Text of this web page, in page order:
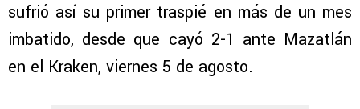
sufrió así su primer traspié en más de un mes
imbatido, desde que cayó 2-1 ante Mazatlán
en el Kraken, viernes 5 de agosto.